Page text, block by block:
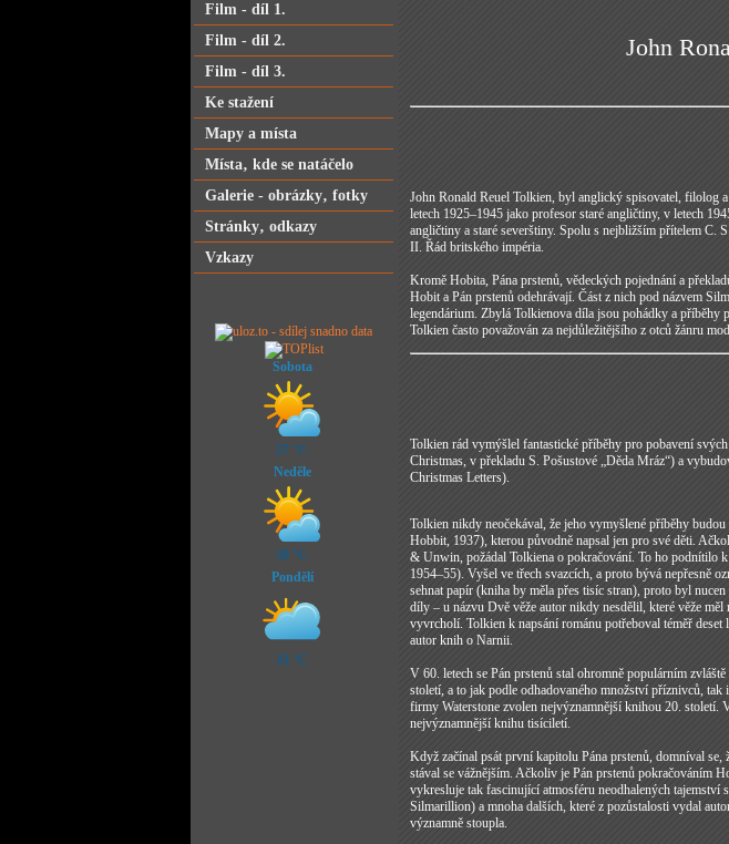
Film - díl 1.
Film - díl 2.
Film - díl 3.
Ke stažení
Mapy a místa
Místa‚ kde se natáčelo
Galerie - obrázky‚ fotky
Stránky‚ odkazy
Vzkazy
Sobota
27 °C
Neděle
30 °C
Pondělí
33 °C
John
John Ronald Reuel Tolkien, byl anglický spisovatel, filolog
letech 1925–1945 jako profesor staré angličtiny, v letech
angličtiny a staré severštiny. Spolu s nejbližším přítelem
II. Řád britského impéria.
Kromě Hobita, Pána prstenů, vědeckých pojednání a
Hobit a Pán prstenů odehrávají. Část z nich pod názvem
legendárium. Zbylá Tolkienova díla jsou pohádky a příběhy
Tolkien často považován za nejdůležitějšího z otců žánru
Tolkien rád vymýšlel fantastické příběhy pro pobavení
Christmas, v překladu S. Pošustové „Děda Mráz“) a
Christmas Letters).
Tolkien nikdy neočekával, že jeho vymyšlené příběhy
Hobbit, 1937), kterou původně napsal jen pro své děti.
& Unwin, požádal Tolkiena o pokračování. To ho podnítilo
1954–55). Vyšel ve třech svazcích, a proto bývá nepřesně
sehnat papír (kniha by měla přes tisíc stran), proto byl
díly – u názvu Dvě věže autor nikdy nesdělil, které věže
vyvrcholí. Tolkien k napsání románu potřeboval téměř
autor knih o Narnii.
V 60. letech se Pán prstenů stal ohromně populárním
století, a to jak podle odhadovaného množství příznivců,
firmy Waterstone zvolen nejvýznamnější knihou 20. století.
nejvýznamnější knihu tisíciletí.
Když začínal psát první kapitolu Pána prstenů, domníval
stával se vážnějším. Ačkoliv je Pán prstenů pokračováním
vykresluje tak fascinující atmosféru neodhalených
Silmarillion) a mnoha dalších, které z pozůstalosti vydal
významně stoupla.